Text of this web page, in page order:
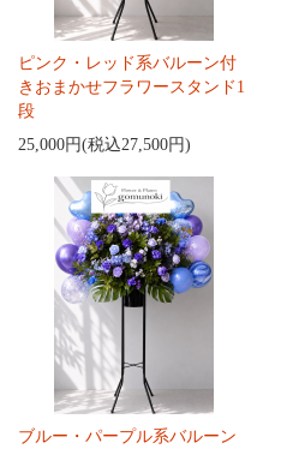
ピンク・レッド系バルーン付
きおまかせフラワースタンド1
段
25,000円(税込27,500円)
ブルー・パープル系バルーン